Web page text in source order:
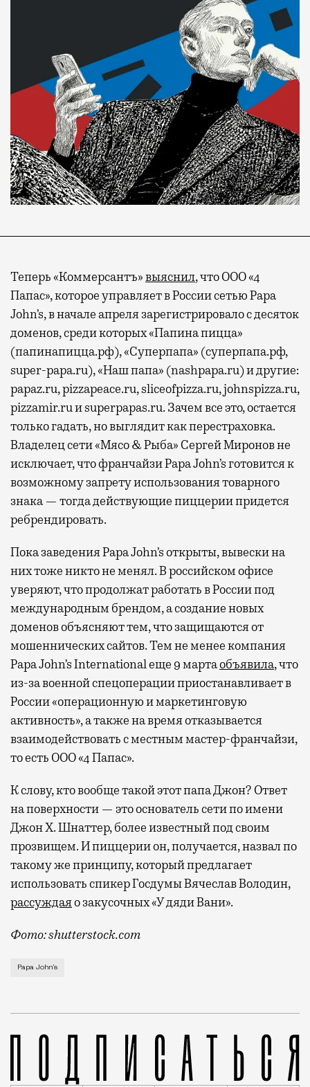
Теперь «Коммерсантъ»выяснил, что ООО «4
Папас», которое управляет в России сетью Papa
John’s, в начале апреля зарегистрировало с десяток
доменов, среди которых «Папина пицца»
(папинапицца.рф), «Суперпапа» (суперпапа.рф,
super-papa.ru), «Наш папа» (nashpapa.ru) и другие:
papaz.ru, pizzapeace.ru, sliceofpizza.ru, johnspizza.ru,
pizzamir.ru и superpapas.ru. Зачем все это, остается
только гадать, но выглядит как перестраховка.
Владелец сети «Мясо & Рыба» Сергей Миронов не
исключает, что франчайзи Papa John’s готовится к
возможному запрету использования товарного
знака — тогда действующие пиццерии придется
ребрендировать.
Пока заведения Papa John’s открыты, вывески на
них тоже никто не менял. В российском офисе
уверяют, что продолжат работать в России под
международным брендом, а создание новых
доменов объясняют тем, что защищаются от
мошеннических сайтов. Тем не менее компания
Papa John’s International еще 9 мартаобъявила, что
из-за военной спецоперации приостанавливает в
России «операционную и маркетинговую
активность», а также на время отказывается
взаимодействовать с местным мастер-франчайзи,
то есть ООО «4 Папас».
К слову, кто вообще такой этот папа Джон? Ответ
на поверхности — это основатель сети по имени
Джон Х. Шнаттер, более известный под своим
прозвищем. И пиццерии он, получается, назвал по
такому же принципу, который предлагает
использовать спикер Госдумы Вячеслав Володин,
рассуждаяо закусочных «У дяди Вани».
Фото: shutterstock.com
Неясность с пиццериями Papa John’s напоминает
Papa John’s